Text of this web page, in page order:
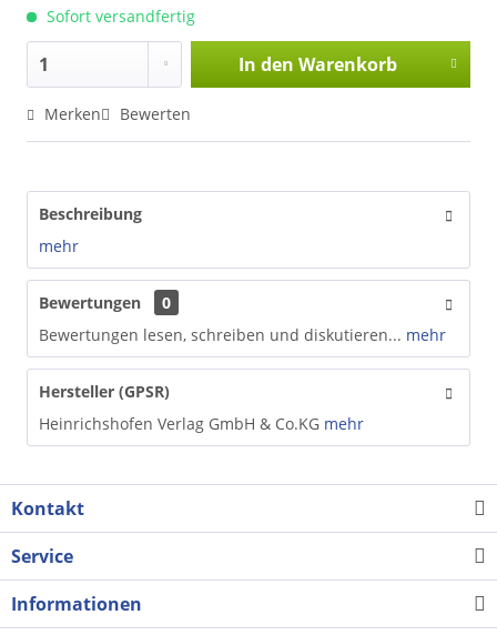
Sofort versandfertig
In den Warenkorb
Merken Bewerten
Beschreibung
mehr
Bewertungen
0
Bewertungen lesen, schreiben und diskutieren... mehr
Hersteller (GPSR)
Heinrichshofen Verlag GmbH & Co.KG mehr
Kontakt
Service
Informationen